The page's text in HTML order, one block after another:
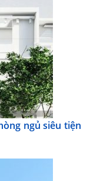
ngủ siêu tiện